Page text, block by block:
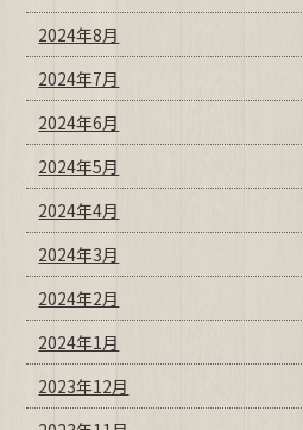
2024年8月
2024年7月
2024年6月
2024年5月
2024年4月
2024年3月
2024年2月
2024年1月
2023年12月